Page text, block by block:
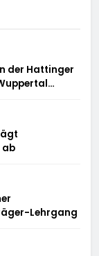
der Hattinger
ab
Lehrgang